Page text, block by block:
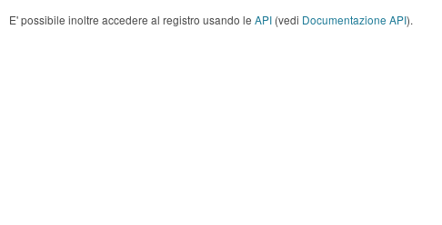
E' possibile inoltre accedere al registro usando le API (vedi Documentazione API).